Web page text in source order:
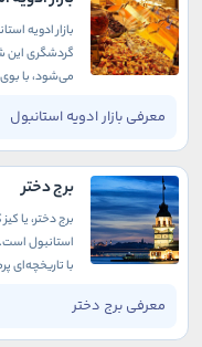
معرفی بازار ادویه استانبول
بازار ادویه
گردشگری این
می‌شود، با
هزاران
برج دختر
معرفی برج دختر
برج دختر، یا
استانبول است.
با تاریخچه‌ای